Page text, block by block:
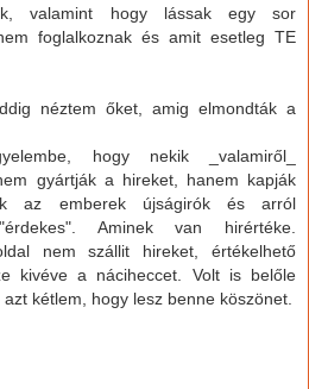
valamint hogy lássak egy sor
foglalkoznak és amit esetleg TE
néztem őket, amig elmondták a
hogy nekik _valamiről_
gyártják a hireket, hanem kapják
az emberek újságirók és arról
Aminek van hirértéke.
nem szállit hireket, értékelhető
kivéve a náciheccet. Volt is belőle
kétlem, hogy lesz benne köszönet.